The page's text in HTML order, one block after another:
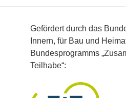
Seitenspalte
Gefördert durch das
Innern, für Bau und
Bundesprogramms
Teilhabe“: